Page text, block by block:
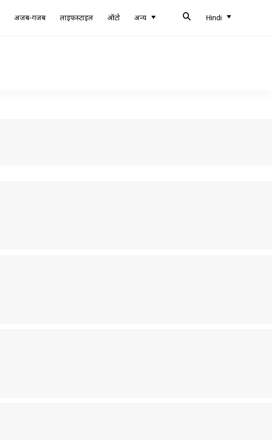
अजब-गजब लाइफस्टाइल ऑटो अन्य Hindi